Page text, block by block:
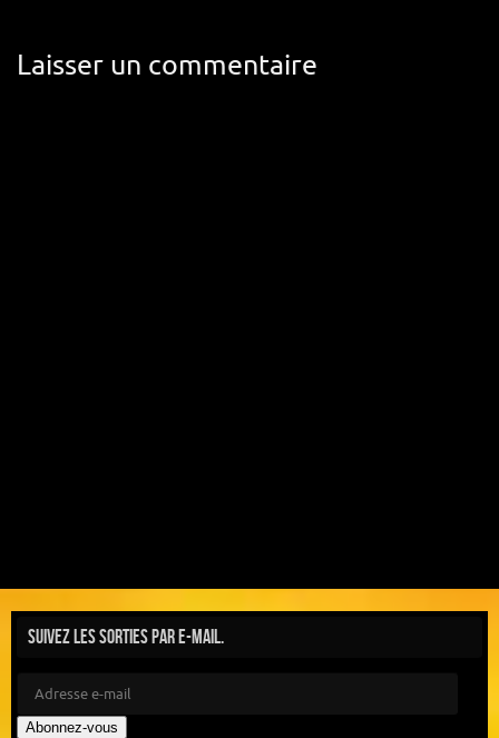
Laisser un commentaire
Suivez les sorties par e-mail.
Abonnez-vous